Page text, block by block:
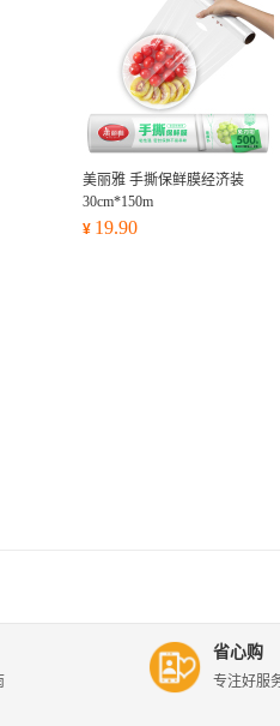
美丽雅 手撕保鲜膜经济装
30cm*150m
¥ 19.90
省心购
专注好服